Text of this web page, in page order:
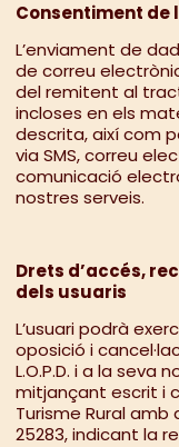
Consentiment de
L’enviament de
de correu
del remitent al
incloses en els
descrita, així com
via SMS, correu
comunicació
nostres serveis.
Drets d’accés,
dels usuaris
L’usuari podrà
oposició i
L.O.P.D. i a la
mitjançant escrit i
Turisme Rural
25283, indicant la